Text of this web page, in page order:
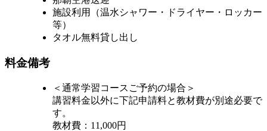
施設利用（温水シャワー・ドライヤー・ロッカー
等）
タオル無料貸し出し
料金備考
＜通常学習コースご予約の場合＞
講習料金以外に下記申請料と教材費が別途必要で
す。
教材費：11,000円